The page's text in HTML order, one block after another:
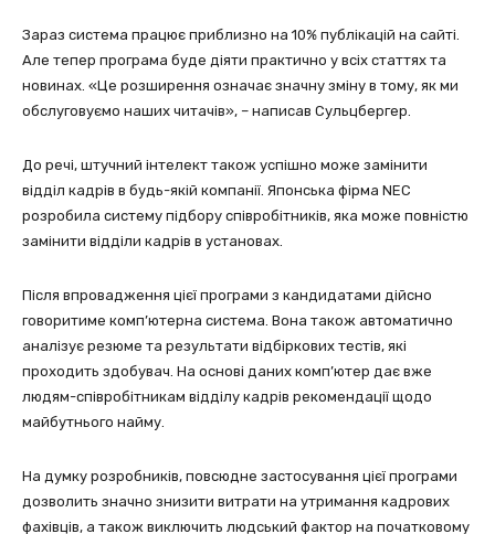
Зараз система працює приблизно на 10% публікацій на сайті.
Але тепер програма буде діяти практично у всіх статтях та
новинах. «Це розширення означає значну зміну в тому, як ми
обслуговуємо наших читачів», – написав Сульцбергер.
До речі, штучний інтелект також успішно може замінити
відділ кадрів в будь-якій компанії. Японська фірма NEC
розробила систему підбору співробітників, яка може повністю
замінити відділи кадрів в установах.
Після впровадження цієї програми з кандидатами дійсно
говоритиме комп’ютерна система. Вона також автоматично
аналізує резюме та результати відбіркових тестів, які
проходить здобувач. На основі даних комп’ютер дає вже
людям-співробітникам відділу кадрів рекомендації щодо
майбутнього найму.
На думку розробників, повсюдне застосування цієї програми
дозволить значно знизити витрати на утримання кадрових
фахівців, а також виключить людський фактор на початковому